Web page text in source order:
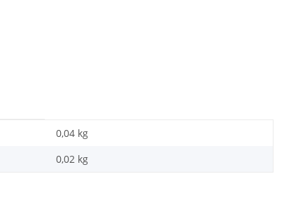
0,04 kg
0,02 kg